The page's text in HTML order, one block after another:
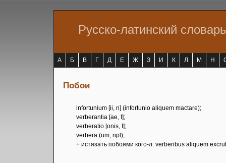
Русско-латинский словарь
А Б В Г Д Е Ж З И К Л М Н
Побои
infortunium [ii, n] (infortunio aliquem mactare);
verberantia [ae, f];
verberatio [onis, f];
verbera (um, npl);
+ истязать побоями кого-л. verberibus aliquem